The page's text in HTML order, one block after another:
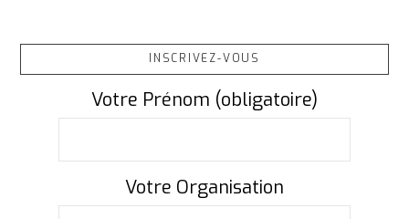
INSCRIVEZ-VOUS
Votre Prénom (obligatoire)
Votre Organisation